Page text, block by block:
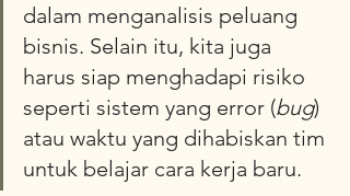
dalam menganalisis peluang
bisnis. Selain itu, kita juga
harus siap menghadapi risiko
seperti sistem yang error (bug)
atau waktu yang dihabiskan tim
untuk belajar cara kerja baru.